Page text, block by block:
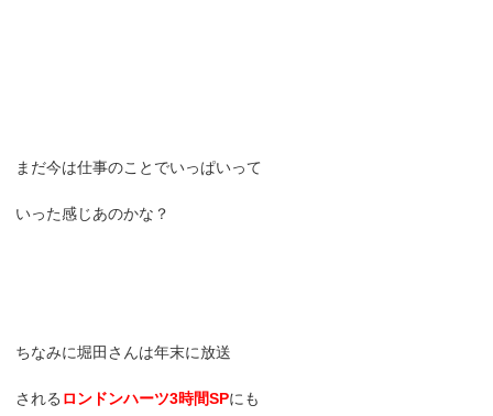
まだ今は仕事のことでいっぱいって
いった感じあのかな？
ちなみに堀田さんは年末に放送
される ロンドンハーツ3時間SPにも